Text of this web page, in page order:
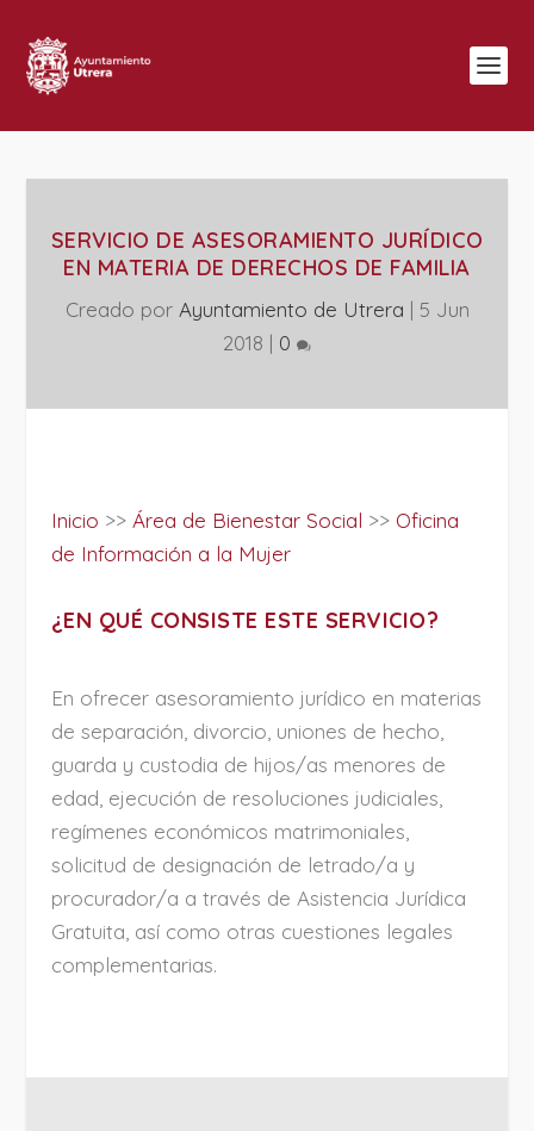
SERVICIO DE ASESORAMIENTO JURÍDICO
EN MATERIA DE DERECHOS DE FAMILIA
Creado por Ayuntamiento de Utrera | 5 Jun
2018 | 0
Inicio >> Área de Bienestar Social >> Oficina
de Información a la Mujer
¿EN QUÉ CONSISTE ESTE SERVICIO?
En ofrecer asesoramiento jurídico en materias
de separación, divorcio, uniones de hecho,
guarda y custodia de hijos/as menores de
edad, ejecución de resoluciones judiciales,
regímenes económicos matrimoniales,
solicitud de designación de letrado/a y
procurador/a a través de Asistencia Jurídica
Gratuita, así como otras cuestiones legales
complementarias.